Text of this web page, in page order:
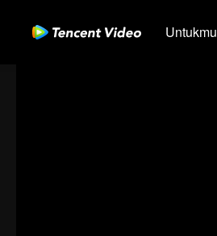
Untukmu